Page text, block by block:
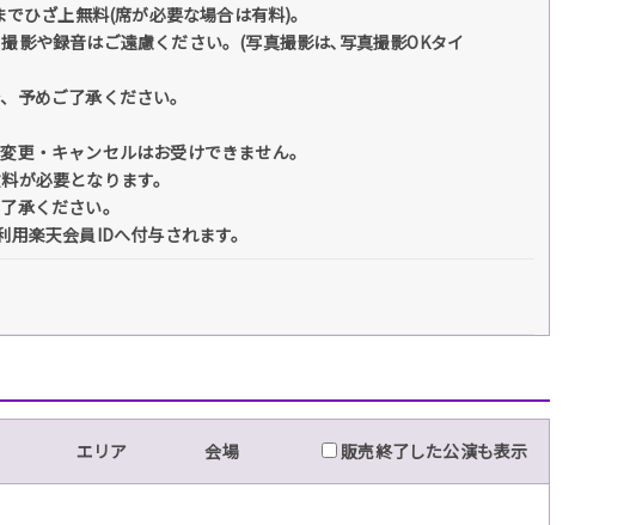
ひざ上無料(席が必要な場合は有料)。
や録音はご遠慮ください。(写真撮影は､写真撮影OKタイ
予めご了承ください。
・キャンセルはお受けできません。
が必要となります。
承ください。
楽天会員IDへ付与されます。
エリア 会場 販売終了した公演も表示